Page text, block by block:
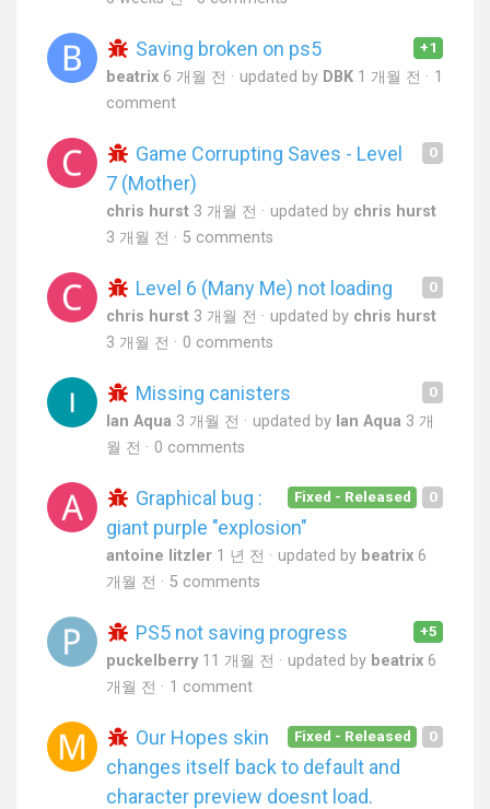
+1
Saving broken on ps5
beatrix 6 개월 전 updated by DBK 1 개월 전
1
comment
0
Game Corrupting Saves - Level
7 (Mother)
chris hurst 3 개월 전 updated by chris hurst
3 개월 전
5 comments
0
Level 6 (Many Me) not loading
chris hurst 3 개월 전 updated by chris hurst
3 개월 전
0 comments
0
Missing canisters
Ian Aqua 3 개월 전 updated by Ian Aqua 3 개
월 전
0 comments
0
Fixed - Released
Graphical bug :
giant purple "explosion"
antoine litzler 1 년 전 updated by beatrix 6
개월 전
5 comments
+5
PS5 not saving progress
puckelberry 11 개월 전 updated by beatrix 6
개월 전
1 comment
0
Fixed - Released
Our Hopes skin
changes itself back to default and
character preview doesnt load.